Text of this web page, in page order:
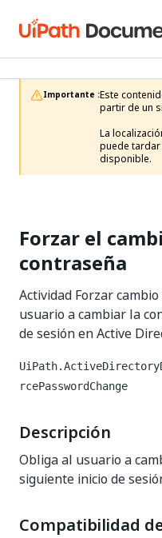
Importante :Este
partir de un
La
puede
disponible.
Forzar el
contraseña
Actividad Forzar
usuario a cambiar la
de sesión en Active
rcePasswordChange
Descripción
Obliga al usuario a
siguiente inicio de
Compatibilidad